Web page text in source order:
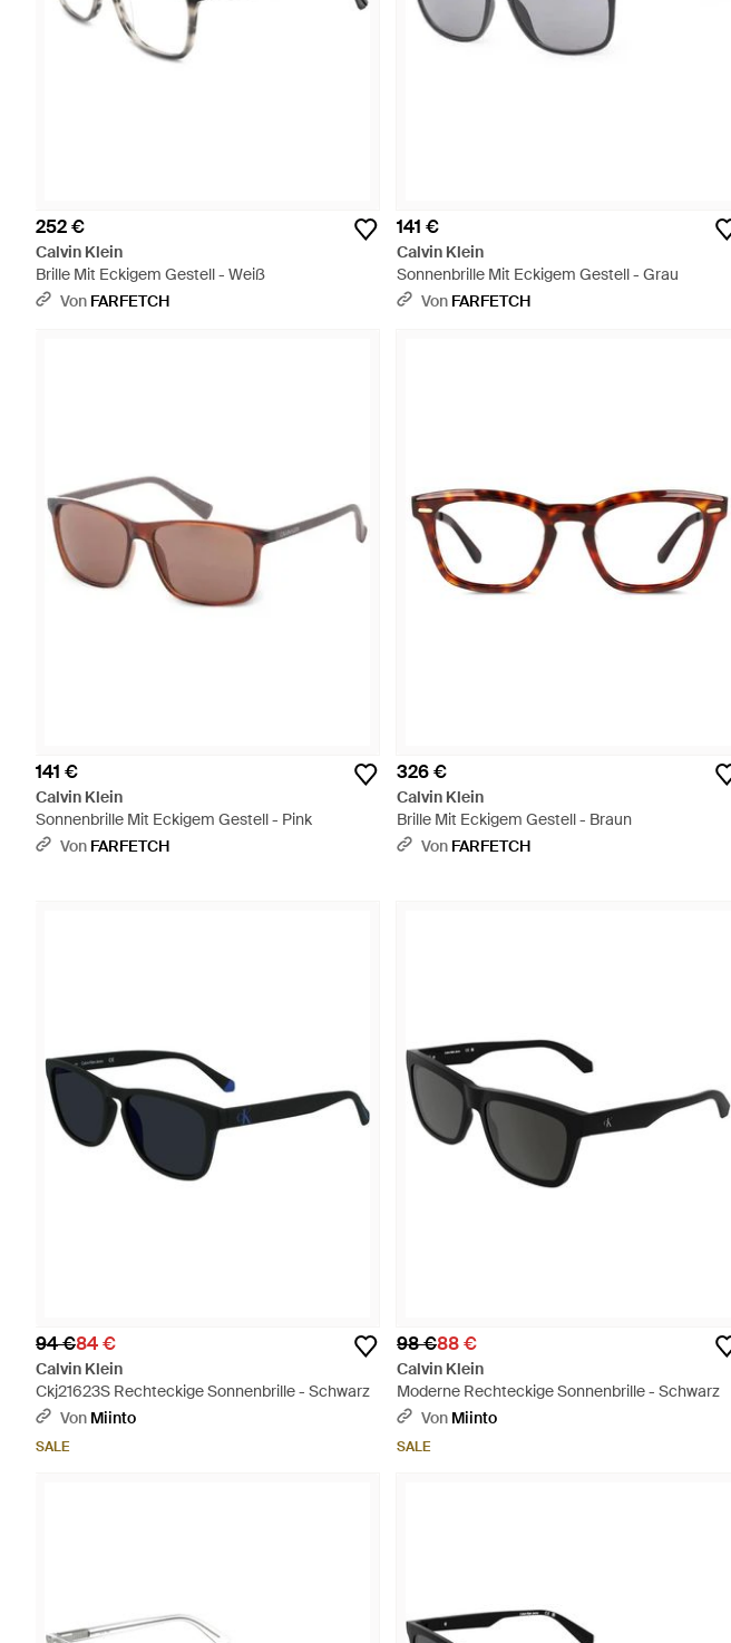
252 €
Calvin Klein
Brille Mit Eckigem Gestell - Weiß
Von FARFETCH
141 €
Calvin Klein
Sonnenbrille Mit Eckigem Gestell - Grau
Von FARFETCH
141 €
Calvin Klein
Sonnenbrille Mit Eckigem Gestell - Pink
Von FARFETCH
326 €
Calvin Klein
Brille Mit Eckigem Gestell - Braun
Von FARFETCH
94 €84 €
Calvin Klein
Ckj21623S Rechteckige Sonnenbrille - Schwarz
Von Miinto
SALE
98 €88 €
Calvin Klein
Moderne Rechteckige Sonnenbrille - Schwarz
Von Miinto
SALE